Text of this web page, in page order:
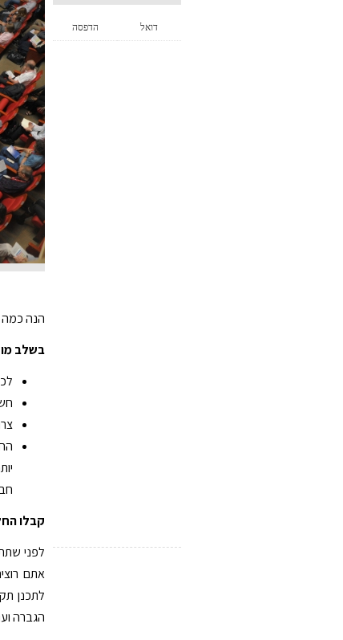
הדפסה דואל
הנה כמה
בשלב
קבלו
לפני
אתם
לתכנן
הגברה